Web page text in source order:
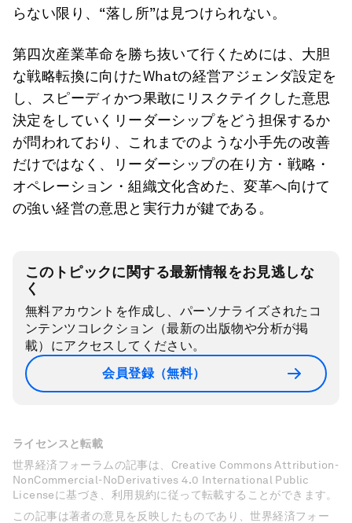
らない限り、“落し所”は見つけられない。
第四次産業革命を勝ち抜いて行くためには、大胆
な戦略転換に向けたWhatの経営アジェンダ設定を
し、スピーディかつ果敢にリスクテイクした意思
決定をしていくリーダーシップをどう担保するか
が問われており、これまでのような小手先の改善
だけではなく、リーダーシップの在り方・戦略・
オペレーション・組織文化含めた、変革へ向けて
の強い経営の意思と実行力が鍵である。
このトピックに関する最新情報をお見逃しな
く
無料アカウントを作成し、パーソナライズされたコ
ンテンツコレクション（最新の出版物や分析が掲
載）にアクセスしてください。
会員登録（無料）
ライセンスと転載
世界経済フォーラムの記事は、Creative Commons Attribution-
NonCommercial-NoDerivatives 4.0 International Public
Licenseに基づき、利用規約に従って転載することができます。
この記事は著者の意見を反映したものであり、世界経済フォー